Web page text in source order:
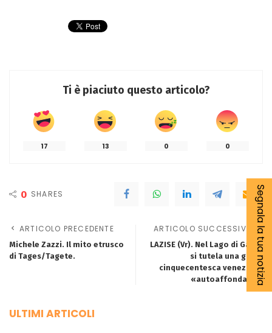
Ti è piaciuto questo articolo?
17 13 0 0
0 SHARES
ARTICOLO PRECEDENTE
Michele Zazzi. Il mito etrusco
di Tages/Tagete.
ARTICOLO SUCCESSIVO
LAZISE (Vr). Nel Lago di Garda
si tutela una galea
cinquecentesca veneziana
«autoaffondata».
ULTIMI ARTICOLI
Segnala la tua notizia